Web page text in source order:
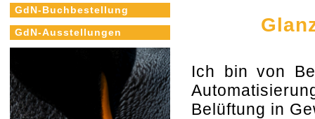
GdN-Buchbestellung
GdN-Ausstellungen
Ich bin von
Belüftung in